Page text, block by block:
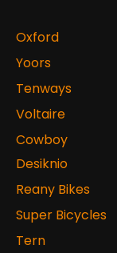
Oxford
Yoors
Tenways
Voltaire
Cowboy
Desiknio
Reany Bikes
Super Bicycles
Tern